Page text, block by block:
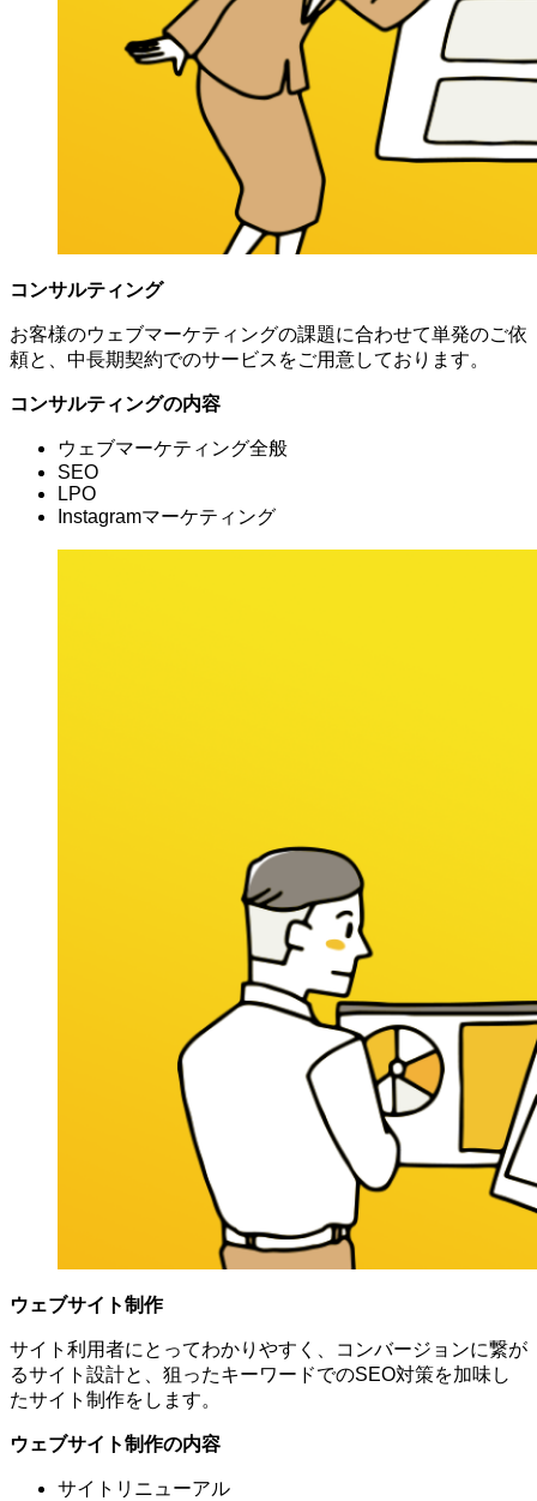
コンサルティング
お客様のウェブマーケティングの課題に合わせて単発のご依
頼と、中長期契約でのサービスをご用意しております。
コンサルティングの内容
ウェブマーケティング全般
SEO
LPO
Instagramマーケティング
ウェブサイト制作
サイト利用者にとってわかりやすく、コンバージョンに繋が
るサイト設計と、狙ったキーワードでのSEO対策を加味し
たサイト制作をします。
ウェブサイト制作の内容
サイトリニューアル